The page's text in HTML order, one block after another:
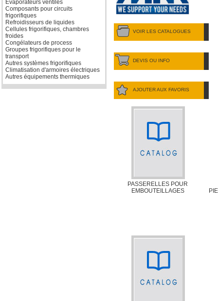
Evaporateurs ventilés
Composants pour circuits
frigorifiques
Refroidisseurs de liquides
Cellules frigorifiques, chambres
froides
Congélateurs de process
Groupes frigorifiques pour le
transport
Autres systèmes frigorifiques
Climatisation d'armoires électriques
Autres équipements thermiques
VOIR LES CATALOGUES
DEVIS OU INFO
AJOUTER AUX FAVORIS
PASSERELLES POUR
EMBOUTEILLAGES